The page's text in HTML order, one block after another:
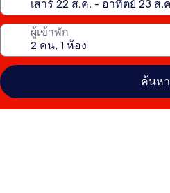
ผู้เข้าพัก
ค้นหา